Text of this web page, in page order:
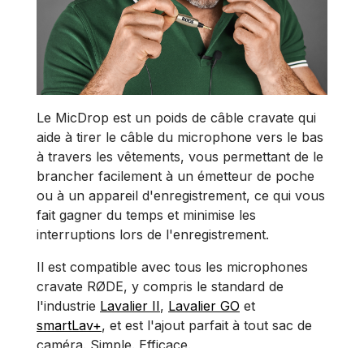
Le MicDrop est un poids de câble cravate qui
aide à tirer le câble du microphone vers le bas
à travers les vêtements, vous permettant de le
brancher facilement à un émetteur de poche
ou à un appareil d'enregistrement, ce qui vous
fait gagner du temps et minimise les
interruptions lors de l'enregistrement.
Il est compatible avec tous les microphones
cravate RØDE, y compris le standard de
l'industrie Lavalier II, Lavalier GO et
smartLav+, et est l'ajout parfait à tout sac de